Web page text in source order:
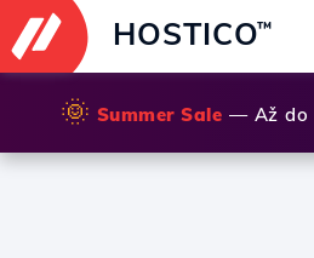
HOSTICO™
🌞 Summer Sale — Až do